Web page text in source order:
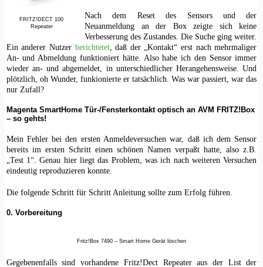
FRITZ!DECT 100
Repeater
Nach dem Reset des Sensors und der
Neuanmeldung an der Box zeigte sich keine
Verbesserung des Zustandes. Die Suche ging weiter.
Ein anderer Nutzer berichtetet, daß der „Kontakt“ erst nach mehrmaliger
An- und Abmeldung funktioniert hätte. Also habe ich den Sensor immer
wieder an- und abgemeldet, in unterschiedlicher Herangehensweise. Und
plötzlich, oh Wunder, funkionierte er tatsächlich. Was war passiert, war das
nur Zufall?
Magenta SmartHome Tür-/Fensterkontakt optisch an AVM FRITZ!Box
– so gehts!
Mein Fehler bei den ersten Anmeldeversuchen war, daß ich dem Sensor
bereits im ersten Schritt einen schönen Namen verpaßt hatte, also z.B.
„Test 1“. Genau hier liegt das Problem, was ich nach weiteren Versuchen
eindeutig reproduzieren konnte.
Die folgende Schritt für Schritt Anleitung sollte zum Erfolg führen.
0. Vorbereitung
Fritz!Box 7490 – Smart Home Gerät löschen
Gegebenenfalls sind vorhandene Fritz!Dect Repeater aus der List der